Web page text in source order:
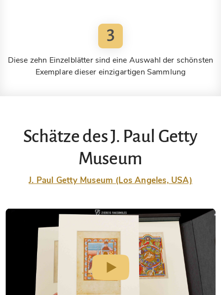
3
Diese zehn Einzelblätter sind eine Auswahl der schönsten
Exemplare dieser einzigartigen Sammlung
Schätze des J. Paul Getty
Museum
J. Paul Getty Museum (Los Angeles, USA)